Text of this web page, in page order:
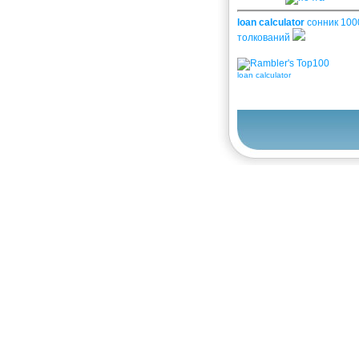
loan calculator сонник
толкований
loan calculator